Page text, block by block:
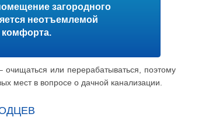
загородного
неотъемлемой
комфорта.
или перерабатываться, поэтому
мест в вопросе о дачной канализации.